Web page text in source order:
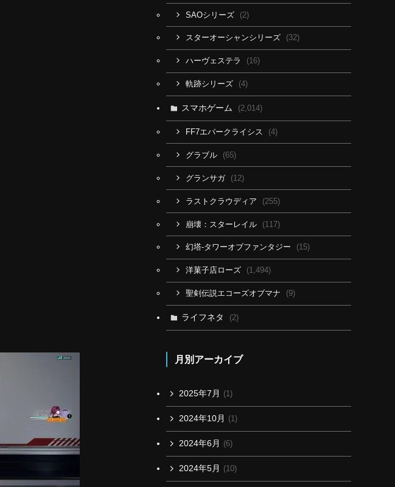
SAOシリーズ (2)
スターオーシャンシリーズ (32)
ハーヴェステラ (16)
軌跡シリーズ (4)
スマホゲーム (2,014)
FF7エバークライシス (4)
グラブル (65)
グランサガ (12)
ラストクラウディア (255)
崩壊：スターレイル (117)
幻塔-タワーオブファンタジー (15)
洋菓子店ローズ (1,494)
聖剣伝説エコーズオブマナ (9)
ライフネタ (2)
月別アーカイブ
2025年7月 (1)
2024年10月 (1)
2024年6月 (6)
2024年5月 (10)